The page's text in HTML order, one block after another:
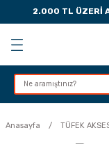
2.000 TL ÜZERİ
Anasayfa TÜFEK